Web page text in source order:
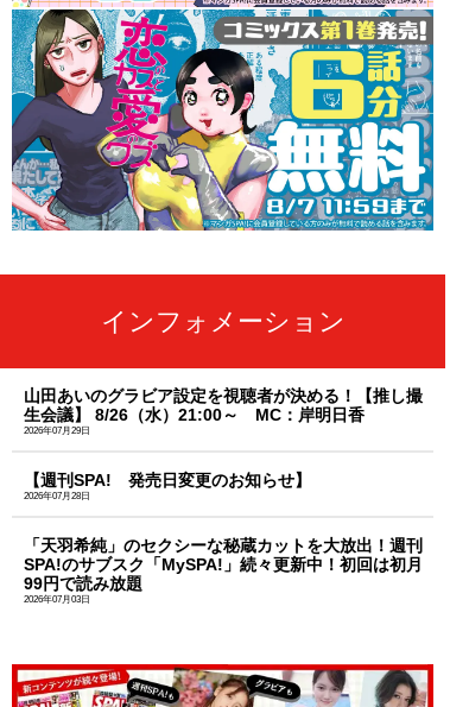
インフォメーション
山田あいのグラビア設定を視聴者が決める！【推し撮
生会議】 8/26（水）21:00～ MC：岸明日香
2026年07月29日
【週刊SPA! 発売日変更のお知らせ】
2026年07月28日
「天羽希純」のセクシーな秘蔵カットを大放出！週刊
SPA!のサブスク「MySPA!」続々更新中！初回は初月
99円で読み放題
2026年07月03日